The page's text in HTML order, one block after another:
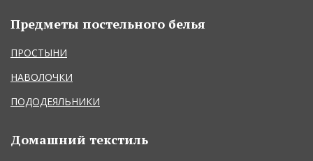
Предметы постельного белья
ПРОСТЫНИ
НАВОЛОЧКИ
ПОДОДЕЯЛЬНИКИ
Домашний текстиль